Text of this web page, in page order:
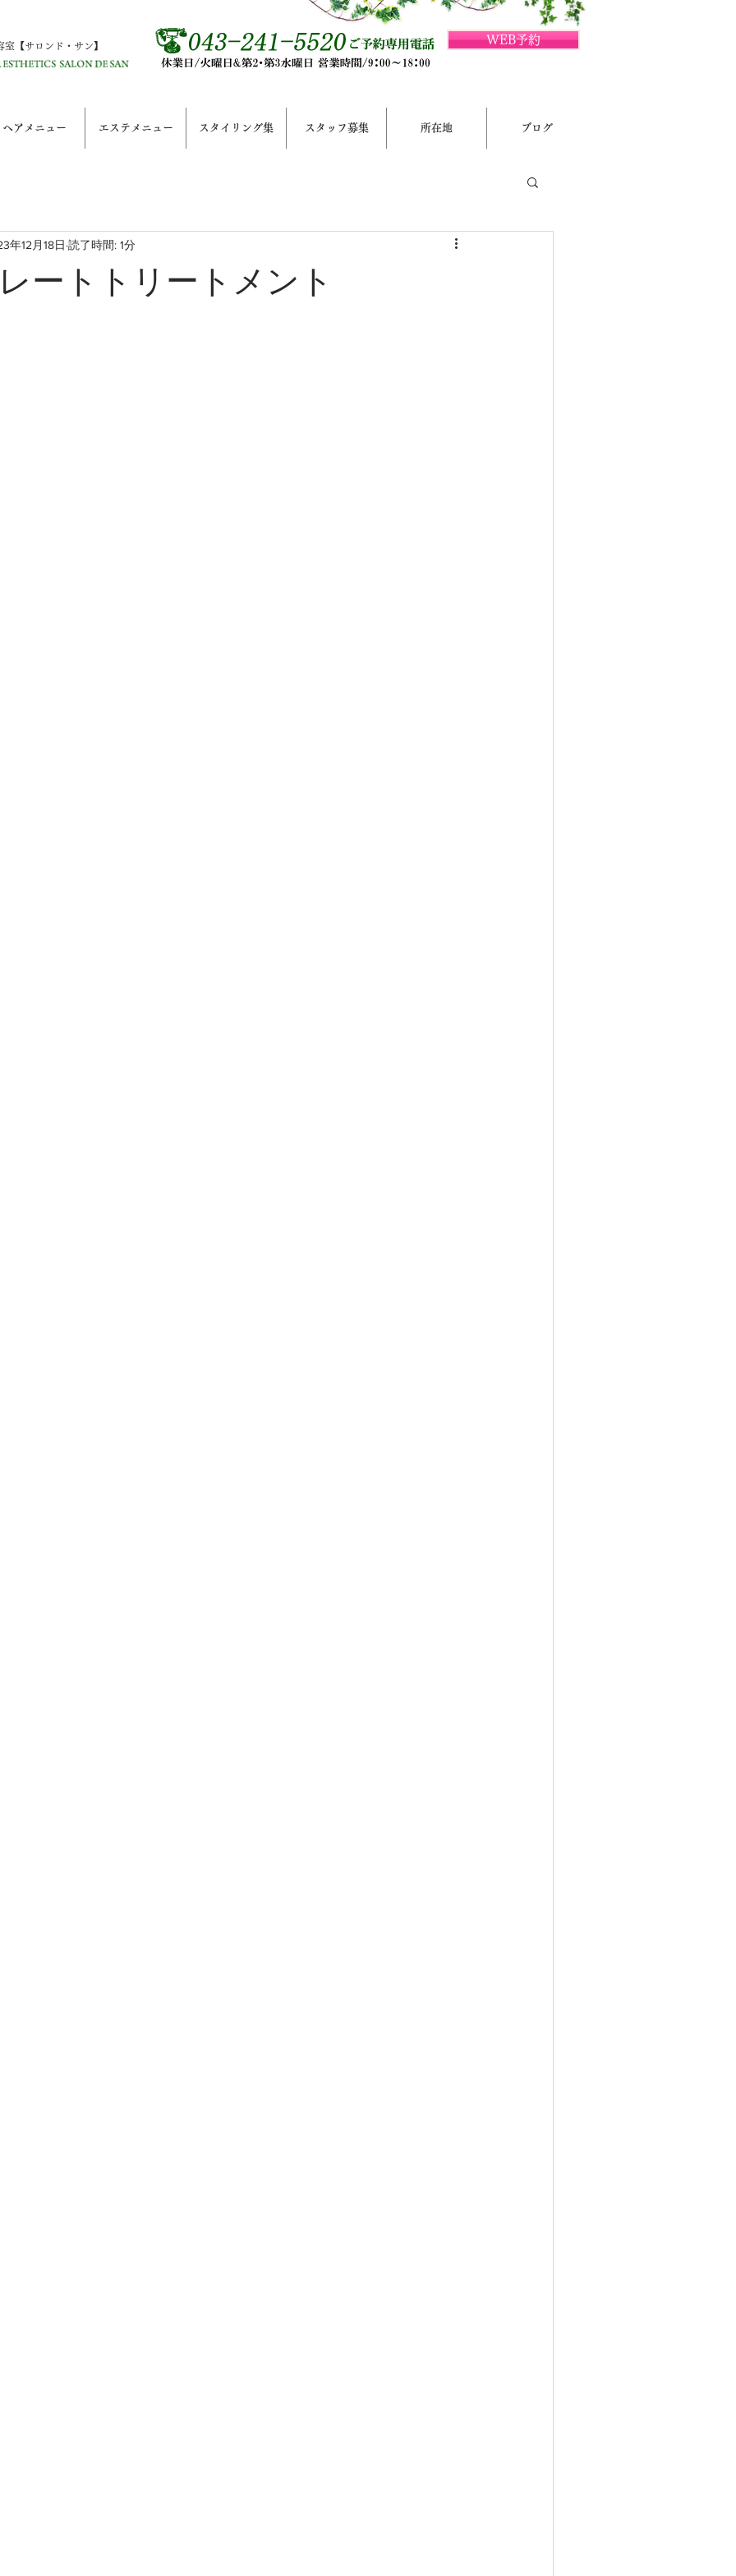
室【サロンド・サン】 WEB予約
ヘアメニュー エステメニュー スタイリング集 スタッフ募集 所在地 ブログ
ートトリートメント
年12月18日 読了時間: 1分